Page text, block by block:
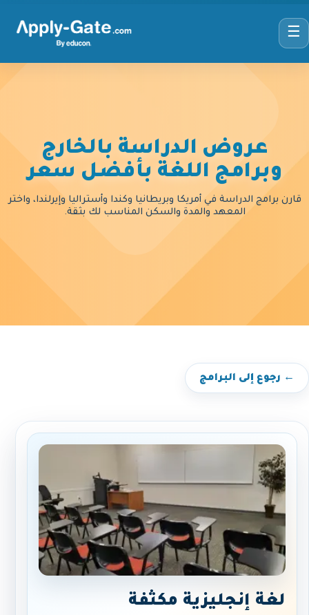
☰
عروض الدراسة بالخارج
وبرامج اللغة بأفضل سعر
قارن برامج الدراسة في أمريكا وبريطانيا وكندا وأستراليا وإيرلندا، واختر
المعهد والمدة والسكن المناسب لك بثقة.
← رجوع إلى البرامج
لغة إنجليزية مكثفة